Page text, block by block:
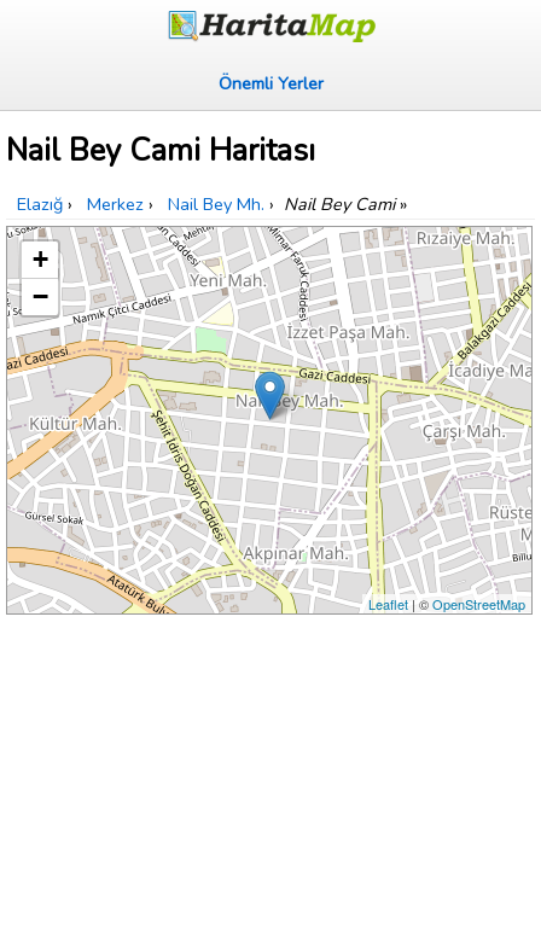
Önemli Yerler
Nail Bey Cami Haritası
Elazığ › Merkez › Nail Bey Mh. › Nail Bey Cami»
+
−
Leaflet| ©OpenStreetMap